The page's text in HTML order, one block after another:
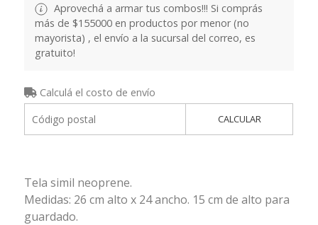
Aprovechá a armar tus combos!!! Si comprás
más de $155000 en productos por menor (no
mayorista) , el envío a la sucursal del correo, es
gratuito!
Calculá el costo de envío
CALCULAR
Tela simil neoprene.
Medidas: 26 cm alto x 24 ancho. 15 cm de alto para
guardado.